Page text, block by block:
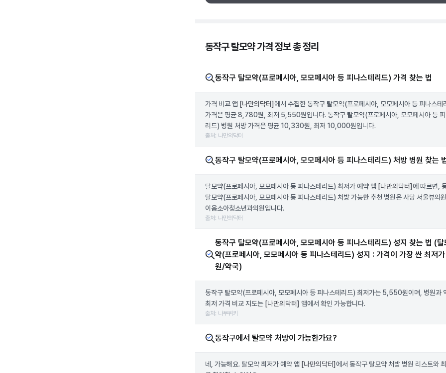
동작구 탈모약 가격 정보 총 정리
동작구 탈모약(프로페시아, 모모페시아 등 피나스테리드) 가격 찾는 법
가격 비교 앱 [나만의닥터] 에서 수집한 동작구 탈모약(프로페시아, 모모페시아 등 피나스테
가격은 평균 8,780원, 최저 5,550원입니다. 동작구 탈모약(프로페시아, 모모페시아 등 피
리드) 병원 처방 가격은 평균 10,330원, 최저 10,000원입니다.
출처: 나만의닥터
동작구 탈모약(프로페시아, 모모페시아 등 피나스테리드) 처방 병원 찾는
탈모약(프로페시아, 모모페시아 등 피나스테리드) 최저가 예약 앱 [나만의닥터] 에 따르면,
탈모약(프로페시아, 모모페시아 등 피나스테리드) 처방 가능한 추천 병원은 사당 서울뷰의원
이음소아청소년과의원입니다.
출처: 나만의닥터
동작구 탈모약(프로페시아, 모모페시아 등 피나스테리드) 성지 찾는 법 (탈
약(프로페시아, 모모페시아 등 피나스테리드) 성지 : 가격이 가장 싼 최저가
원/약국)
동작구 탈모약(프로페시아, 모모페시아 등 피나스테리드) 최저가는 5,550원이며, 병원과
최저 가격 비교 지도는 [나만의닥터] 앱에서 확인 가능합니다.
출처: 나무위키
동작구에서 탈모약 처방이 가능한가요?
네, 가능해요. 탈모약 최저가 예약 앱 [나만의닥터] 에서 동작구 탈모약 처방 병원 리스트와